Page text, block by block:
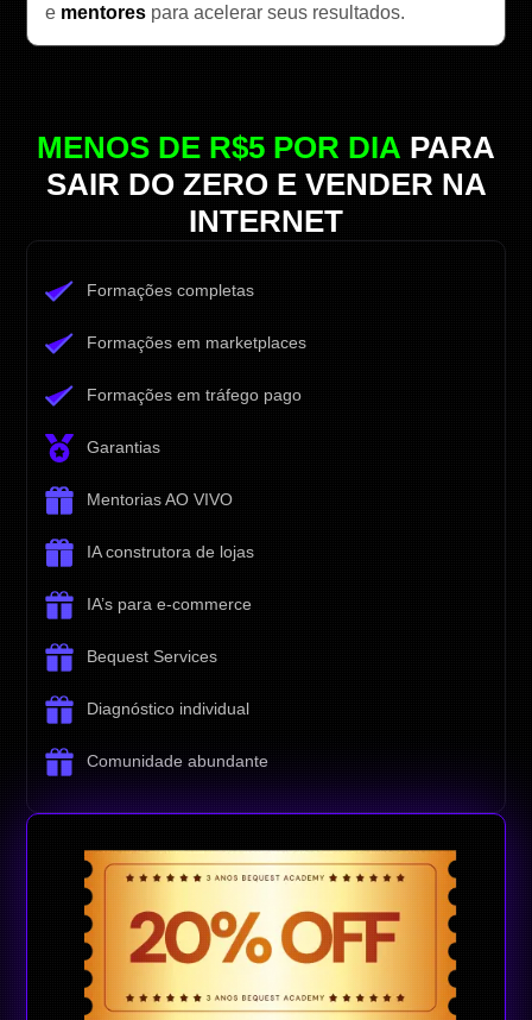
e mentores para acelerar seus resultados.
MENOS DE R$5 POR DIA PARA
SAIR DO ZERO E VENDER NA
INTERNET
Formações completas
Formações em marketplaces
Formações em tráfego pago
Garantias
Mentorias AO VIVO
IA construtora de lojas
IA’s para e-commerce
Bequest Services
Diagnóstico individual
Comunidade abundante